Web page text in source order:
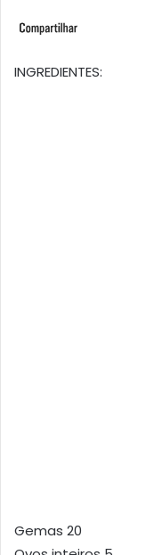
INGREDIENTES:
Gemas 20